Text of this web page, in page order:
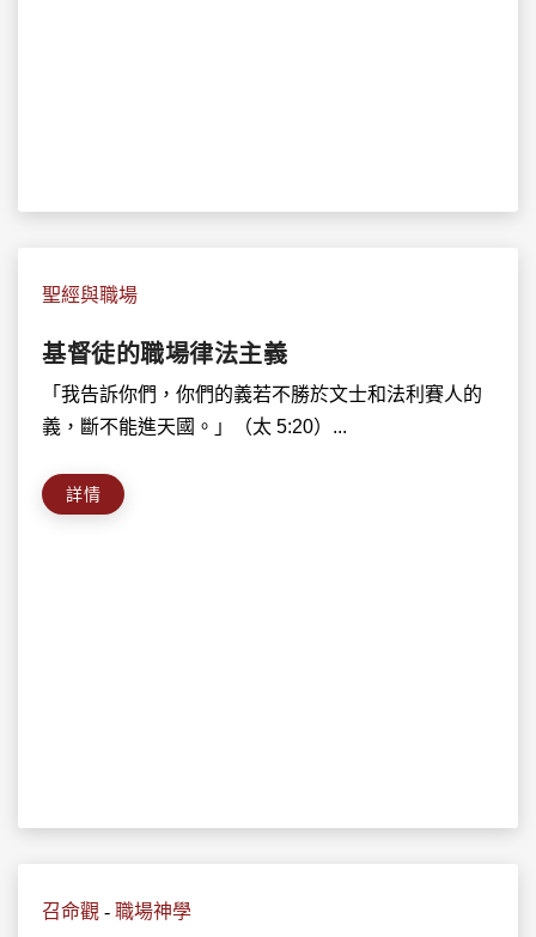
聖經與職場
基督徒的職場律法主義
「我告訴你們，你們的義若不勝於文士和法利賽人的
義，斷不能進天國。」（太 5:20）...
詳情
召命觀 - 職場神學